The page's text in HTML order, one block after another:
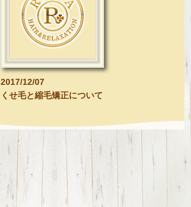
2017/12/07
くせ毛と縮毛矯正について